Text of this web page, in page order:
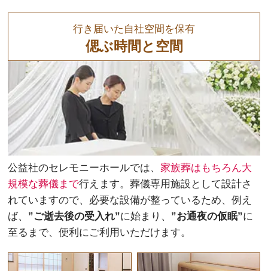
行き届いた自社空間を保有
偲ぶ時間と空間
公益社のセレモニーホールでは、 家族葬はもちろん大
規模な葬儀まで行えます。葬儀専用施設として設計さ
れていますので、必要な設備が整っているため、例え
ば、 ”ご逝去後の受入れ”に始まり、 ”お通夜の仮眠”に
至るまで、便利にご利用いただけます。